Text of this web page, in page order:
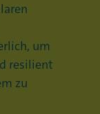
um
resilient
zu